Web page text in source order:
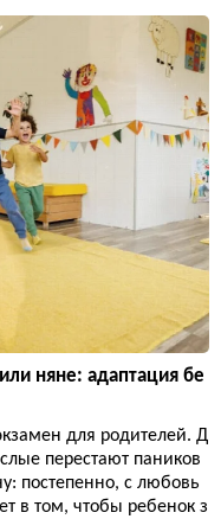
няне: адаптация бе
для родителей. Д
перестают паников
постепенно, с любовь
в том, чтобы ребенок з